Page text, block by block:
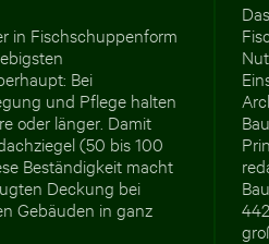
in Fischschuppenform
Bei
und Pflege halten
oder länger. Damit
(50 bis 100
Beständigkeit macht
Deckung bei
Gebäuden in ganz